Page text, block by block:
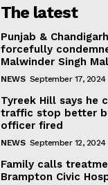
The latest
Punjab &
forcefully
Malwinder Singh
NEWS September 17, 2024
Tyreek Hill says he
traffic stop better
officer fired
NEWS September 12, 2024
Family calls
Brampton Civic